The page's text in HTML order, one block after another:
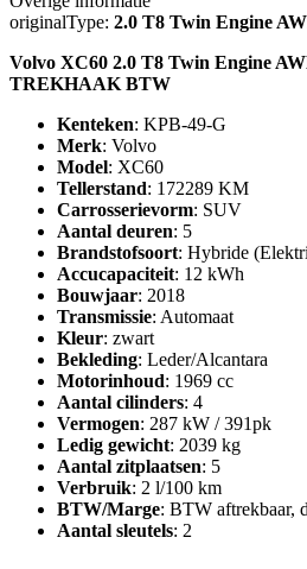
originalType: 2.0 T8 Twin Engine
Volvo XC60 2.0 T8 Twin Engine
TREKHAAK BTW
Kenteken: KPB-49-G
Merk: Volvo
Model: XC60
Tellerstand: 172289 KM
Carrosserievorm: SUV
Aantal deuren: 5
Brandstofsoort: Hybride
Accucapaciteit: 12 kWh
Bouwjaar: 2018
Transmissie: Automaat
Kleur: zwart
Bekleding: Leder/Alcantara
Motorinhoud: 1969 cc
Aantal cilinders: 4
Vermogen: 287 kW / 391pk
Ledig gewicht: 2039 kg
Aantal zitplaatsen: 5
Verbruik: 2 l/100 km
BTW/Marge: BTW aftrekbaar,
Aantal sleutels: 2